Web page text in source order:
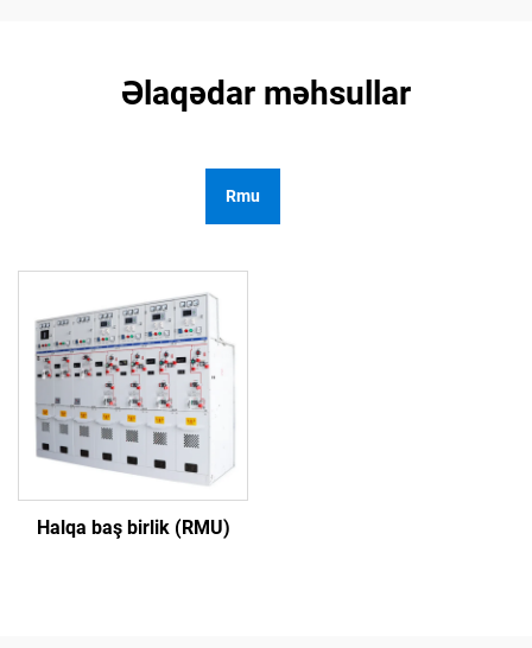
Əlaqədar məhsullar
Rmu
Halqa baş birlik (RMU)